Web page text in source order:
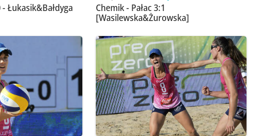
- Łukasik&Bałdyga
Chemik - Pałac 3:1
[Wasilewska&Żurowska]